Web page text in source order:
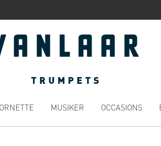
MUSIKER OCCASIONS